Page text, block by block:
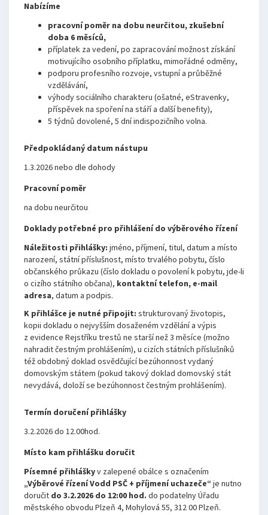
Nabízíme
pracovní poměr na dobu neurčitou, zkušební
doba 6 měsíců,
příplatek za vedení, po zapracování možnost získání
motivujícího osobního příplatku, mimořádné odměny,
podporu profesního rozvoje, vstupní a průběžné
vzdělávání,
výhody sociálního charakteru (ošatné, eStravenky,
příspěvek na spoření na stáří a další benefity),
5 týdnů dovolené, 5 dní indispozičního volna.
Předpokládaný datum nástupu
1.3.2026 nebo dle dohody
Pracovní poměr
na dobu neurčitou
Doklady potřebné pro přihlášení do výběrového řízení
Náležitosti přihlášky: jméno, příjmení, titul, datum a místo
narození, státní příslušnost, místo trvalého pobytu, číslo
občanského průkazu (číslo dokladu o povolení k pobytu, jde-li
o cizího státního občana), kontaktní telefon, e-mail
adresa, datum a podpis.
K přihlášce je nutné připojit: strukturovaný životopis,
kopii dokladu o nejvyšším dosaženém vzdělání a výpis
z evidence Rejstříku trestů ne starší než 3 měsíce (možno
nahradit čestným prohlášením), u cizích státních příslušníků
též obdobný doklad osvědčující bezúhonnost vydaný
domovským státem (pokud takový doklad domovský stát
nevydává, doloží se bezúhonnost čestným prohlášením).
Termín doručení přihlášky
3.2.2026 do 12.00hod.
Místo kam přihlášku doručit
Písemné přihláškyv zalepené obálce s označením
„Výběrové řízení Vodd PSČ + příjmení uchazeče“ je nutno
doručit do 3.2.2026 do 12:00 hod. do podatelnyÚřadu
městského obvodu Plzeň 4, Mohylová 55, 312 00 Plzeň.